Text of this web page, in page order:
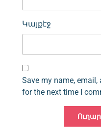
Կայքէջ
Save my name,
for the next time I